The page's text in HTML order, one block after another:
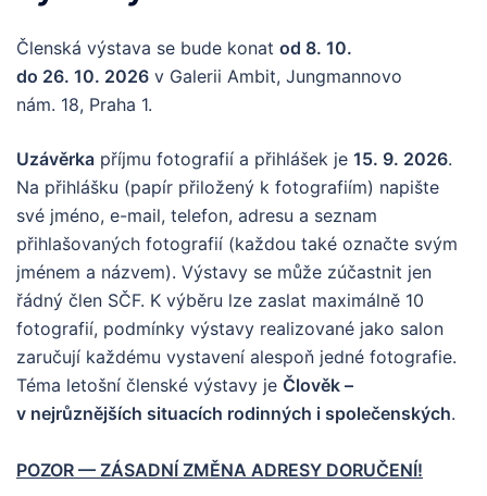
Členská výstava se bude konat od 8. 10.
do 26. 10. 2026 v Galerii Ambit, Jungmannovo
nám. 18, Praha 1.
Uzávěrka příjmu fotografií a přihlášek je 15. 9. 2026.
Na přihlášku (papír přiložený k fotografiím) napište
své jméno, e-mail, telefon, adresu a seznam
přihlašovaných fotografií (každou také označte svým
jménem a názvem). Výstavy se může zúčastnit jen
řádný člen SČF. K výběru lze zaslat maximálně 10
fotografií, podmínky výstavy realizované jako salon
zaručují každému vystavení alespoň jedné fotografie.
Téma letošní členské výstavy je Člověk –
v nejrůznějších situacích rodinných i společenských.
POZOR — ZÁSADNÍ ZMĚNA ADRESY DORUČENÍ!